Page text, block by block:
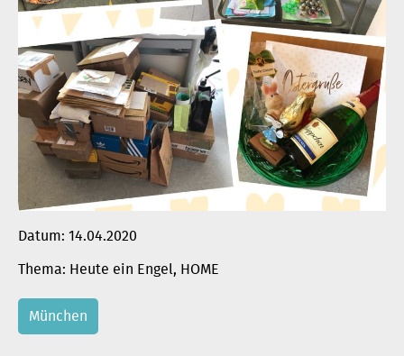
Datum: 14.04.2020
Heute ein Engel , HOME
München